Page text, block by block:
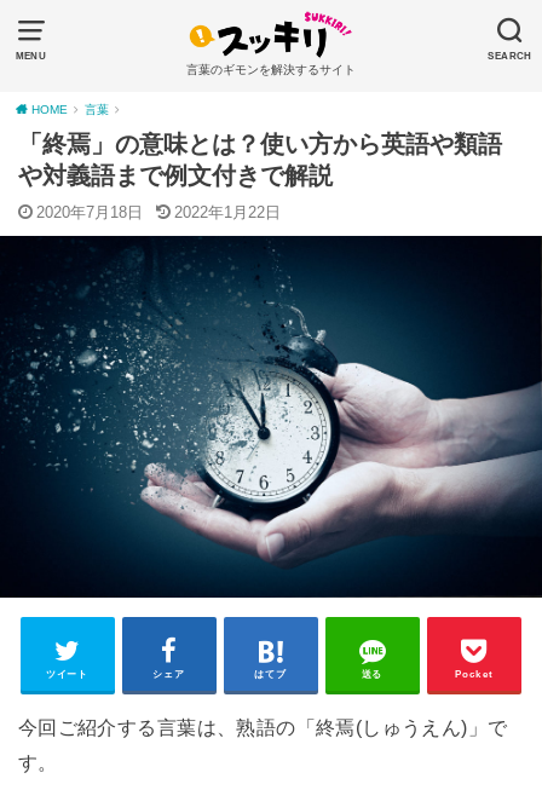
MENU SEARCH
言葉のギモンを解決するサイト
HOME 言葉
「終焉」の意味とは？使い方から英語や類語
や対義語まで例文付きで解説
2020年7月18日 2022年1月22日
ツイート シェア はてブ 送る Pocket
今回ご紹介する言葉は、熟語の「終焉(しゅうえん)」で
す。